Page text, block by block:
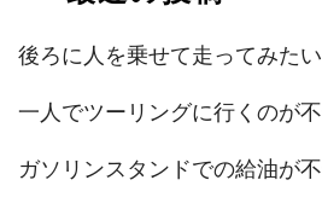
後ろに人を乗せて走ってみた
一人でツーリングに行くのが
ガソリンスタンドでの給油が